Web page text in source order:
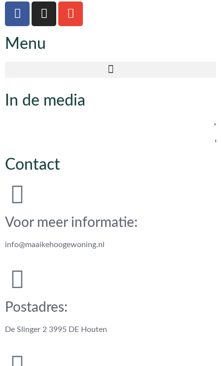
Menu
In de media
Contact
Voor meer informatie:
info@maaikehoogewoning.nl
Postadres:
De Slinger 2 3995 DE Houten